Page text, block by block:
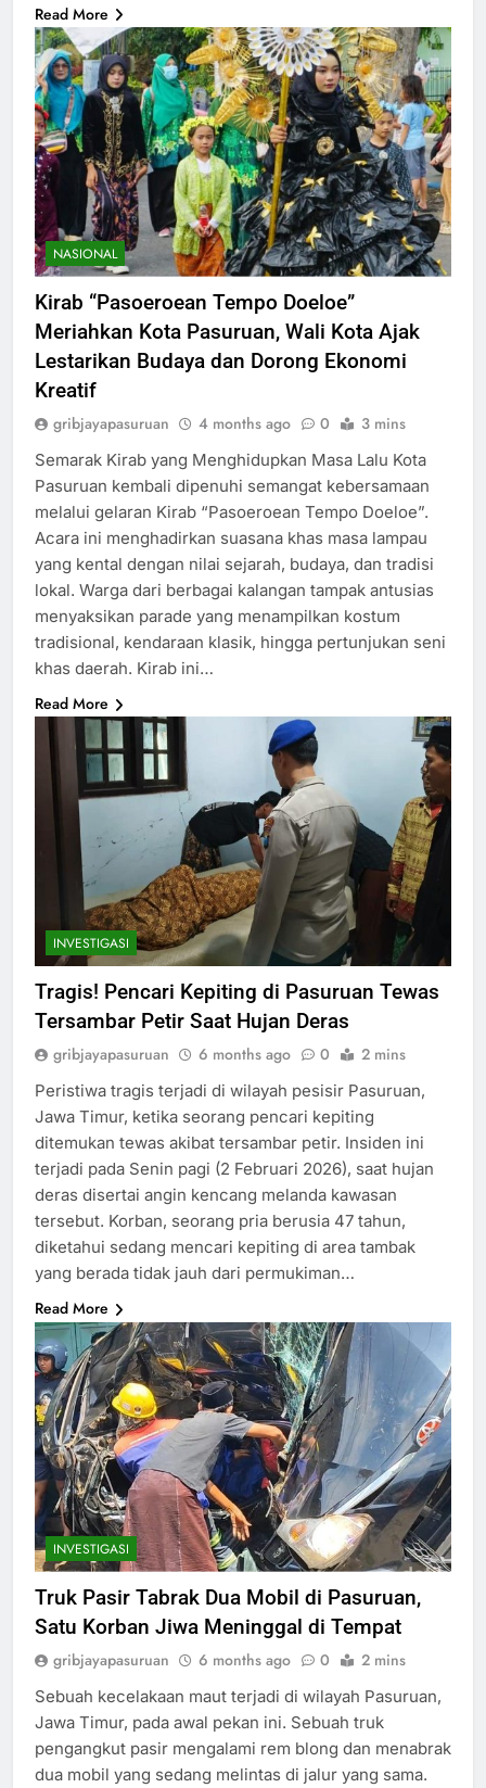
Read More
NASIONAL
Kirab “Pasoeroean Tempo Doeloe”
Meriahkan Kota Pasuruan, Wali Kota Ajak
Lestarikan Budaya dan Dorong Ekonomi
Kreatif
gribjayapasuruan 4 months ago 0 3 mins
Semarak Kirab yang Menghidupkan Masa Lalu Kota
Pasuruan kembali dipenuhi semangat kebersamaan
melalui gelaran Kirab “Pasoeroean Tempo Doeloe”.
Acara ini menghadirkan suasana khas masa lampau
yang kental dengan nilai sejarah, budaya, dan tradisi
lokal. Warga dari berbagai kalangan tampak antusias
menyaksikan parade yang menampilkan kostum
tradisional, kendaraan klasik, hingga pertunjukan seni
khas daerah. Kirab ini…
Read More
INVESTIGASI
Tragis! Pencari Kepiting di Pasuruan Tewas
Tersambar Petir Saat Hujan Deras
gribjayapasuruan 6 months ago 0 2 mins
Peristiwa tragis terjadi di wilayah pesisir Pasuruan,
Jawa Timur, ketika seorang pencari kepiting
ditemukan tewas akibat tersambar petir. Insiden ini
terjadi pada Senin pagi (2 Februari 2026), saat hujan
deras disertai angin kencang melanda kawasan
tersebut. Korban, seorang pria berusia 47 tahun,
diketahui sedang mencari kepiting di area tambak
yang berada tidak jauh dari permukiman…
Read More
INVESTIGASI
Truk Pasir Tabrak Dua Mobil di Pasuruan,
Satu Korban Jiwa Meninggal di Tempat
gribjayapasuruan 6 months ago 0 2 mins
Sebuah kecelakaan maut terjadi di wilayah Pasuruan,
Jawa Timur, pada awal pekan ini. Sebuah truk
pengangkut pasir mengalami rem blong dan menabrak
dua mobil yang sedang melintas di jalur yang sama.